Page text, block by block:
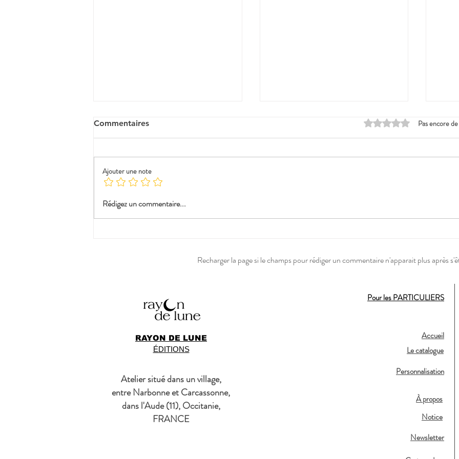
Le Somail (11)
Commentaires Noté 0 étoile sur 5.Pas encore
Ajouter une note
Rédigez un commentaire...
Recharger la page si le champs pour rédiger un commentaire n'apparait plus après
RAYON DE LUNE
ÉDITIONS
Pour les PARTICULIERS
Accueil
Le catalogue
Atelier situé dans un village,
entre Narbonne et Carcassonne,
dans l'Aude (11), Occitanie,
FRANCE
Personnalisation
À propos
Notice
Newsletter